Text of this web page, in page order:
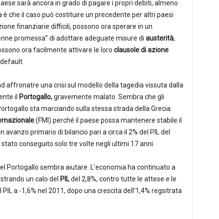
sarà ancora in grado di pagare i propri debiti, almeno
è che il caso può costituire un precedente per altri paesi
finanziarie difficili, possono ora sperare in un
promessa” di adottare adeguate misure di austerità,
ora facilmente attivare le loro clausole di azione
affronatre una crisi sul modello della tagedia vissuta dalla
il Portogallo,gravemente malato. Sembra che gli
sta marciando sulla stessa strada della Grecia.
(FMI) perché il paese possa mantenere stabile il
avanzo primario di bilancio pari a circa il 2% del PIL del
conseguito solo tre volte negli ultimi 17 anni.
Portogallo sembra aiutare. L’economia ha continuato a
un calo del PILdel 2,8%, contro tutte le attese e le
a -1,6% nel 2011, dopo una crescita dell’1,4% regsitrata